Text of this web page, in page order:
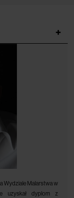
+
Wydziale Malarstwa w
uzyskał dyplom z